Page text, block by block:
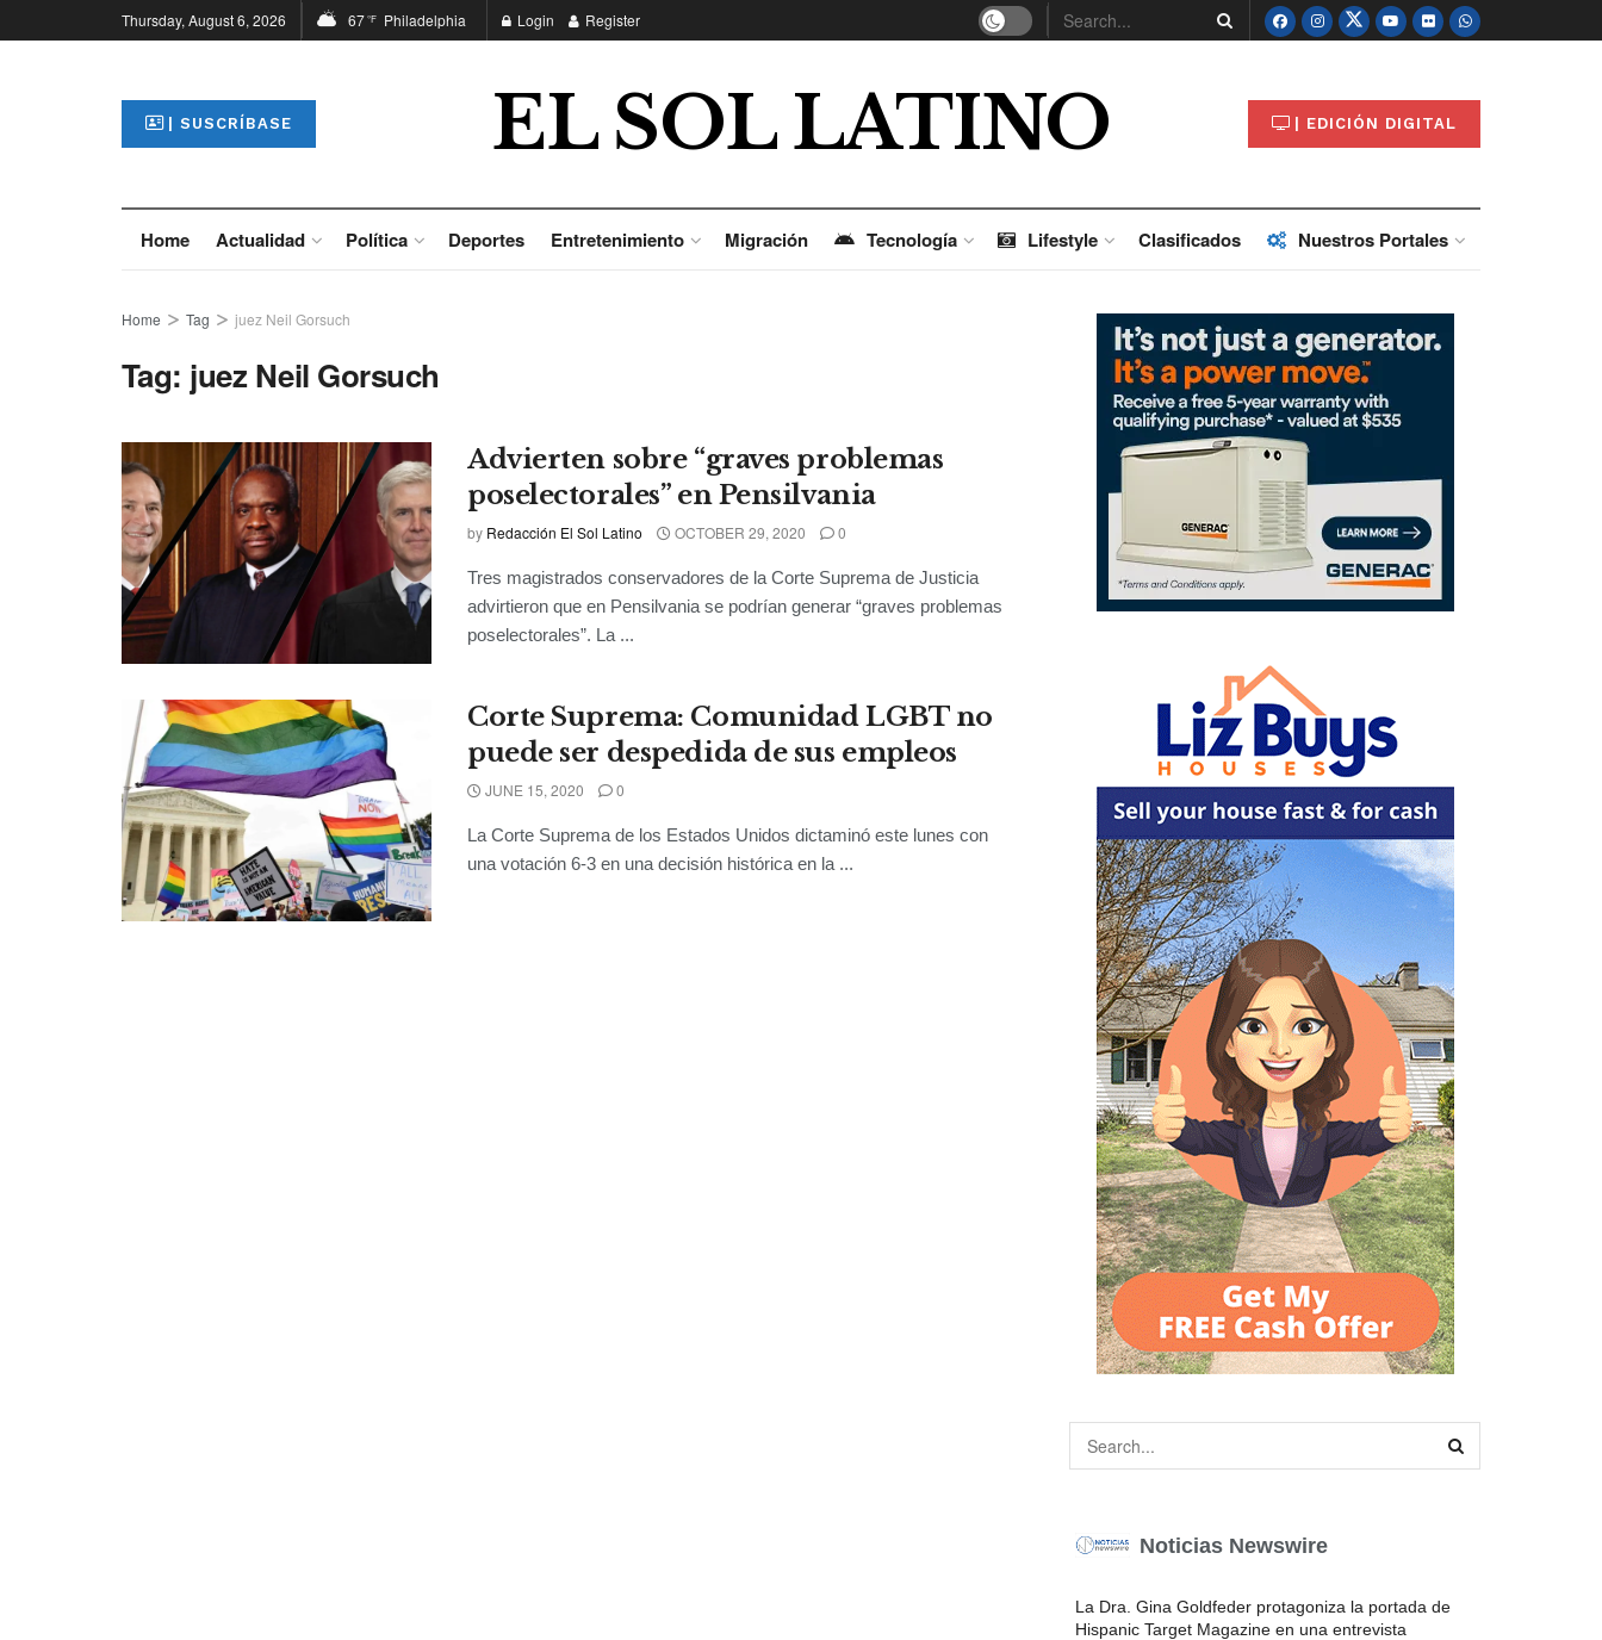
Thursday, August 6, 2026 67°F Philadelphia Login Register
| SUSCRÍBASE EL SOL LATINO | EDICIÓN DIGITAL
Home Actualidad Política Deportes Entretenimiento Migración Tecnología Lifestyle Clasificados Nuestros Portales
Home Tag juez Neil Gorsuch
Tag: juez Neil Gorsuch
Advierten sobre “graves problemas
poselectorales” en Pensilvania
by Redacción El Sol Latino OCTOBER 29, 2020 0
Tres magistrados conservadores de la Corte Suprema de Justicia
advirtieron que en Pensilvania se podrían generar “graves problemas
poselectorales”. La ...
Corte Suprema: Comunidad LGBT no
puede ser despedida de sus empleos
JUNE 15, 2020 0
La Corte Suprema de los Estados Unidos dictaminó este lunes con
una votación 6-3 en una decisión histórica en la ...
Noticias Newswire
La Dra. Gina Goldfeder protagoniza la portada de
Hispanic Target Magazine en una entrevista